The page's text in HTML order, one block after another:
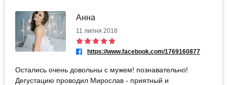
Анна
11 липня 2018
https://www.facebook.com/1769160877
Остались очень довольны с мужем! познавательно!
Дегустацию проводил Мирослав - приятный и